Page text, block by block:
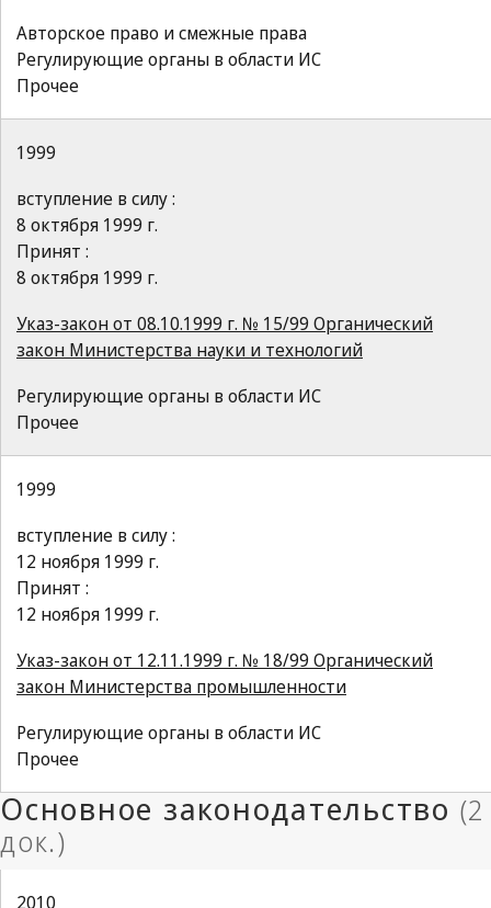
Авторское право и смежные права
Регулирующие органы в области ИС
Прочее
1999
вступление в силу :
8 октября 1999 г.
Принят :
8 октября 1999 г.
Указ-закон от 08.10.1999 г. № 15/99 Органический
закон Министерства науки и технологий
Регулирующие органы в области ИС
Прочее
1999
вступление в силу :
12 ноября 1999 г.
Принят :
12 ноября 1999 г.
Указ-закон от 12.11.1999 г. № 18/99 Органический
закон Министерства промышленности
Регулирующие органы в области ИС
Прочее
2010